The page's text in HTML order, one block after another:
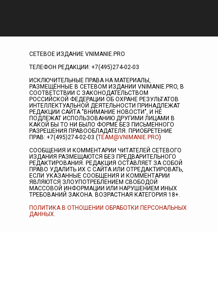
СЕТЕВОЕ ИЗДАНИЕ VNIMANIE.PRO
ТЕЛЕФОН РЕДАКЦИИ: +7(495)274-02-03
ИСКЛЮЧИТЕЛЬНЫЕ ПРАВА НА МАТЕРИАЛЫ,
РАЗМЕЩЁННЫЕ В СЕТЕВОМ ИЗДАНИИ VNIMANIE.PRO, В
СООТВЕТСТВИИ С ЗАКОНОДАТЕЛЬСТВОМ
РОССИЙСКОЙ ФЕДЕРАЦИИ ОБ ОХРАНЕ РЕЗУЛЬТАТОВ
ИНТЕЛЛЕКТУАЛЬНОЙ ДЕЯТЕЛЬНОСТИ ПРИНАДЛЕЖАТ
РЕДАКЦИИ САЙТА "ВНИМАНИЕ НОВОСТИ", И НЕ
ПОДЛЕЖАТ ИСПОЛЬЗОВАНИЮ ДРУГИМИ ЛИЦАМИ В
КАКОЙ БЫ ТО НИ БЫЛО ФОРМЕ БЕЗ ПИСЬМЕННОГО
РАЗРЕШЕНИЯ ПРАВООБЛАДАТЕЛЯ. ПРИОБРЕТЕНИЕ
ПРАВ: +7(495)274-02-03 (TEAM@VNIMANIE.PRO)
СООБЩЕНИЯ И КОММЕНТАРИИ ЧИТАТЕЛЕЙ СЕТЕВОГО
ИЗДАНИЯ РАЗМЕЩАЮТСЯ БЕЗ ПРЕДВАРИТЕЛЬНОГО
РЕДАКТИРОВАНИЯ. РЕДАКЦИЯ ОСТАВЛЯЕТ ЗА СОБОЙ
ПРАВО УДАЛИТЬ ИХ С САЙТА ИЛИ ОТРЕДАКТИРОВАТЬ,
ЕСЛИ УКАЗАННЫЕ СООБЩЕНИЯ И КОММЕНТАРИИ
ЯВЛЯЮТСЯ ЗЛОУПОТРЕБЛЕНИЕМ СВОБОДОЙ
МАССОВОЙ ИНФОРМАЦИИ ИЛИ НАРУШЕНИЕМ ИНЫХ
ТРЕБОВАНИЙ ЗАКОНА. ВОЗРАСТНАЯ КАТЕГОРИЯ 18+.
ПОЛИТИКА В ОТНОШЕНИИ ОБРАБОТКИ ПЕРСОНАЛЬНЫХ
ДАННЫХ